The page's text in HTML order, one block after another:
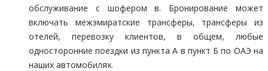
обслуживание с шофером в. Бронирование может
включать межэмиратские трансферы, трансферы из
отелей, перевозку клиентов, в общем, любые
односторонние поездки из пункта А в пункт Б по ОАЭ на
наших автомобилях.